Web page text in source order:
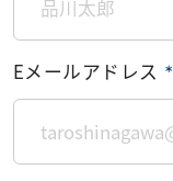
Eメールアドレス ＊